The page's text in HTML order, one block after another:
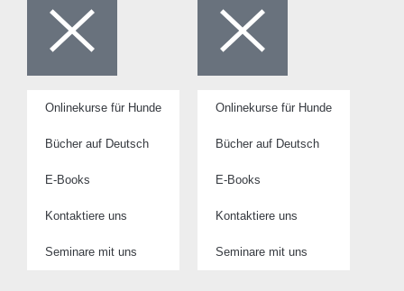
Onlinekurse für Hunde
Bücher auf Deutsch
E-Books
Kontaktiere uns
Seminare mit uns
Onlinekurse für Hunde
Bücher auf Deutsch
E-Books
Kontaktiere uns
Seminare mit uns